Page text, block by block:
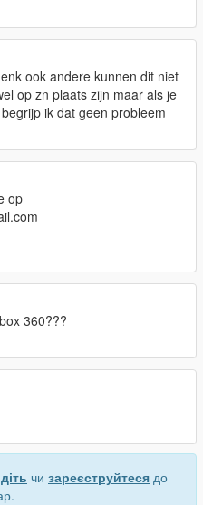
ook andere kunnen dit niet
op zn plaats zijn maar als je
ik dat geen probleem
op
360???
чи зареєструйтеся до